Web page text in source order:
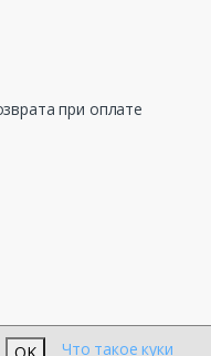
при оплате
Что такое куки